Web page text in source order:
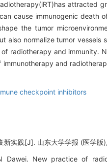
attracted
cause immunogenic death
the tumor
also normalize tumor
radiotherapy and immunity.
and
checkpoint inhibitors
新实践[J]. 山东大学学报 (医学
Dawei. New practice of